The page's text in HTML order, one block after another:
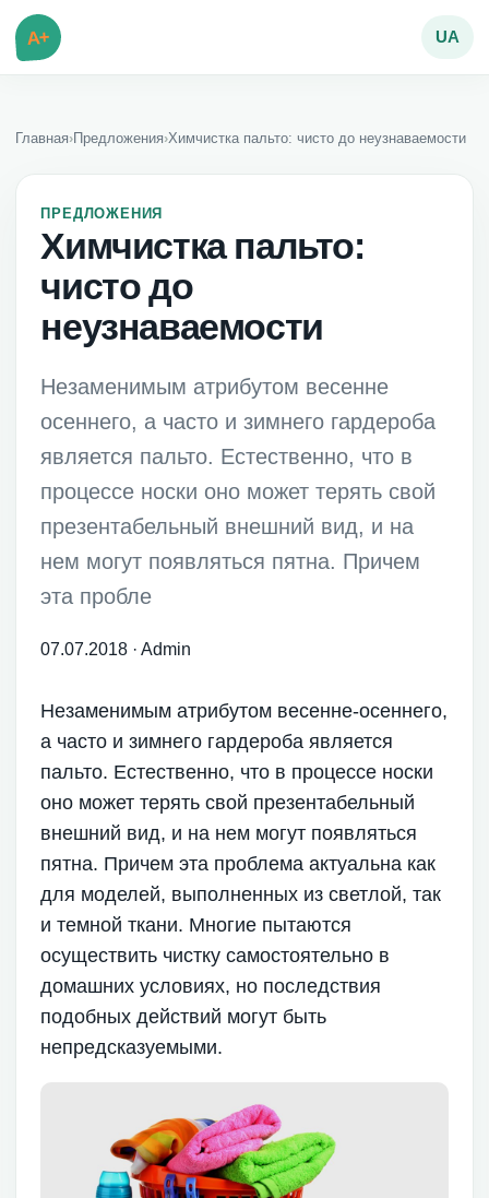
A+ UA
Главная›Предложения›Химчистка пальто: чисто до неузнаваемости
ПРЕДЛОЖЕНИЯ
Химчистка пальто:
чисто до
неузнаваемости
Незаменимым атрибутом весенне
осеннего, а часто и зимнего гардероба
является пальто. Естественно, что в
процессе носки оно может терять свой
презентабельный внешний вид, и на
нем могут появляться пятна. Причем
эта пробле
07.07.2018 ·Admin
Незаменимым атрибутом весенне-осеннего,
а часто и зимнего гардероба является
пальто. Естественно, что в процессе носки
оно может терять свой презентабельный
внешний вид, и на нем могут появляться
пятна. Причем эта проблема актуальна как
для моделей, выполненных из светлой, так
и темной ткани. Многие пытаются
осуществить чистку самостоятельно в
домашних условиях, но последствия
подобных действий могут быть
непредсказуемыми.